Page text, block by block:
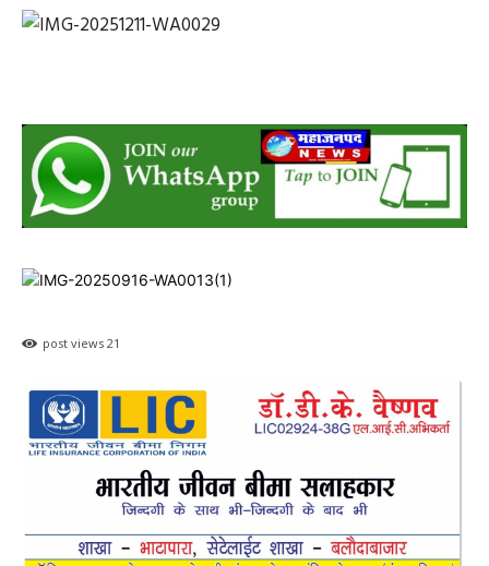
post views 21